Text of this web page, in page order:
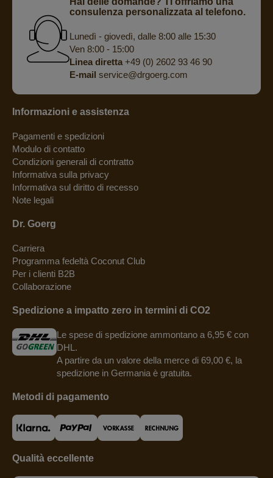
consulenza personalizzata al telefono.
Lunedì - giovedì, dalle 8:00 alle 15:30
Ven 8:00 - 15:00
Linea diretta+49 (0) 2602 93 46 90
E-mail service@drgoerg.com
Informazioni e assistenza
Pagamenti e spedizioni
Modulo di contatto
Condizioni generali di contratto
Informativa sulla privacy
Informativa sul diritto di recesso
Note legali
Dr. Goerg
Carriera
Programma fedeltà Coconut Club
Per i clienti B2B
Collaborazione
Spedizione a impatto zero in termini di CO2
Le spese di spedizione ammontano a 6,95 € con
DHL.
A partire da un valore della merce di 69,00 €, la
spedizione in Germania è gratuita.
Metodi di pagamento
Qualità eccellente